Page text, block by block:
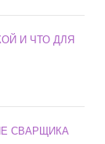
И ЧТО ДЛЯ
СВАРЩИКА